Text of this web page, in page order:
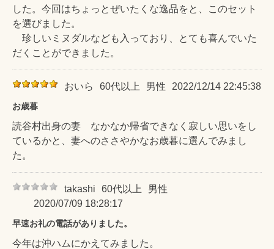
した。今回はちょっとぜいたくな逸品をと、このセット
を選びました。
珍しいミヌダルなども入っており、とても喜んでいた
だくことができました。
おいら 60代以上 男性 2022/12/14 22:45:38
お歳暮
読谷村出身の妻 なかなか帰省できなく寂しい思いをし
ているかと、妻へのささやかなお歳暮に選んでみまし
た。
takashi 60代以上
男性
2020/07/09 18:28:17
早速お礼の電話がありました。
今年は沖ハムにかえてみました。